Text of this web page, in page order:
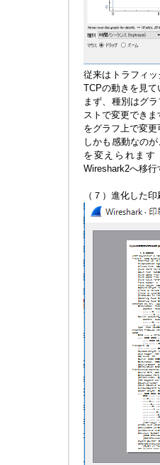
従来はトラフィ
TCPの動きを見
まず、種別はグ
ストで変更でき
をグラフ上で変更
しかも感動なの
を変えられます
Wireshark2へ移行
（７）進化した